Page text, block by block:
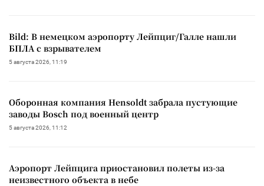
Bild: В немецком аэропорту Лейпциг/Галле нашли
БПЛА с взрывателем
5 августа 2026, 11:19
Оборонная компания Hensoldt забрала пустующие
заводы Bosch под военный центр
5 августа 2026, 11:12
Аэропорт Лейпцига приостановил полеты из-за
неизвестного объекта в небе